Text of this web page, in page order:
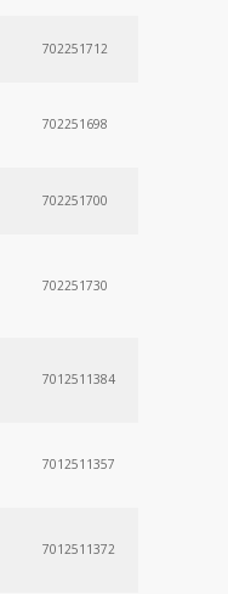
702251712
702251698
702251700
702251730
7012511384
7012511357
7012511372